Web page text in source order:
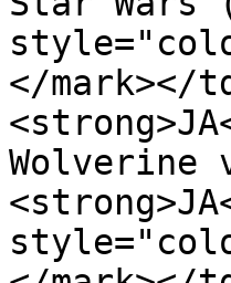
</mark>﻿</
Wolverine